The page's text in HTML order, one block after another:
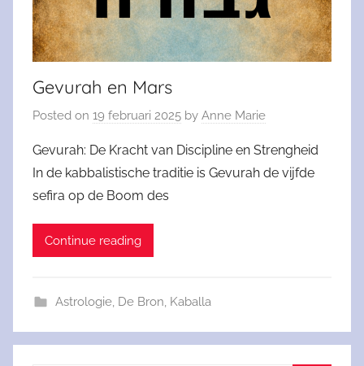
Gevurah en Mars
Posted on 19 februari 2025 by Anne Marie
Gevurah: De Kracht van Discipline en Strengheid
In de kabbalistische traditie is Gevurah de vijfde
sefira op de Boom des
Continue reading
Astrologie, De Bron, Kaballa